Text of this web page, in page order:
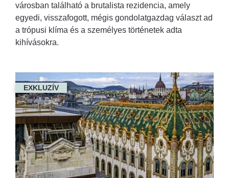
városban található a brutalista rezidencia, amely
egyedi, visszafogott, mégis gondolatgazdag választ ad
a trópusi klíma és a személyes történetek adta
kihívásokra.
EXKLUZÍV